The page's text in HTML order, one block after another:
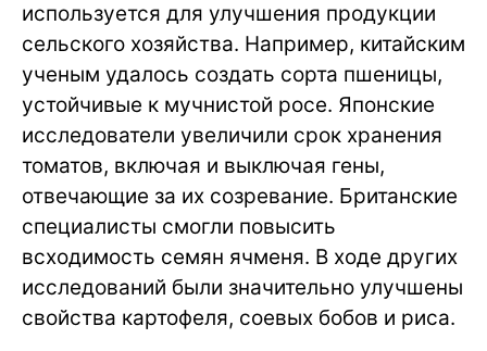
используется для улучшения продукции
сельского хозяйства. Например, китайским
ученым удалось создать сорта пшеницы,
устойчивые к мучнистой росе. Японские
исследователи увеличили срок хранения
томатов, включая и выключая гены,
отвечающие за их созревание. Британские
специалисты смогли повысить
всходимость семян ячменя. В ходе других
исследований были значительно улучшены
свойства картофеля, соевых бобов и риса.